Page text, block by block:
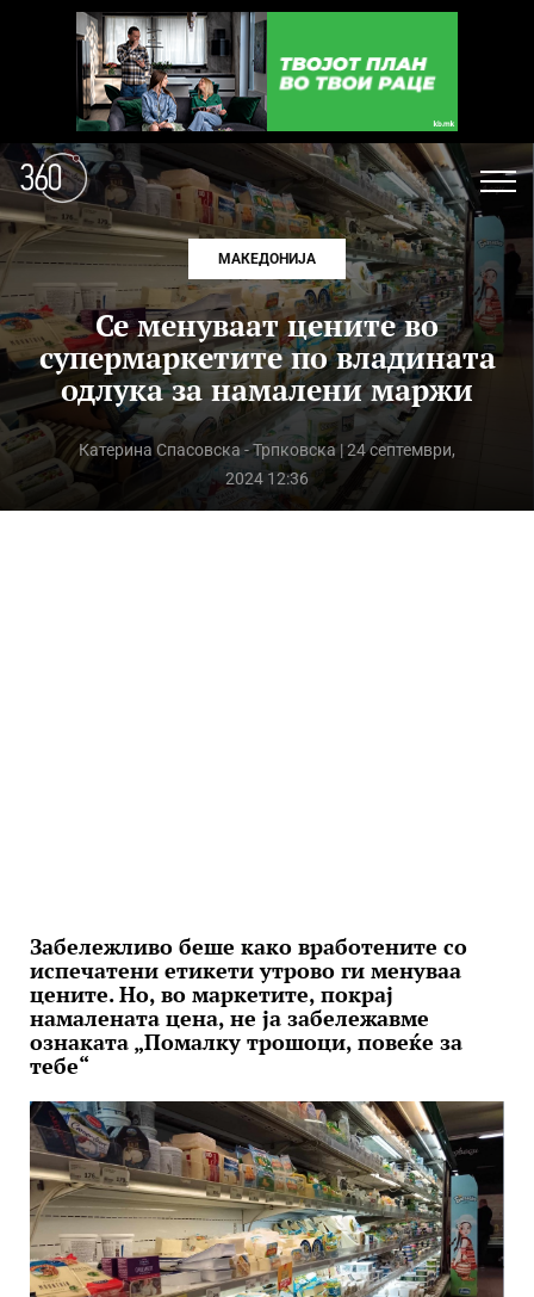
МАКЕДОНИЈА
Се менуваат цените во
супермаркетите по владината
одлука за намалени маржи
Катерина Спасовска - Трпковска| 24 септември,
2024 12:36
Забележливо беше како вработените со
испечатени етикети утрово ги менуваа
цените. Но, во маркетите, покрај
намалената цена, не ја забележавме
ознаката „Помалку трошоци, повеќе за
тебе“